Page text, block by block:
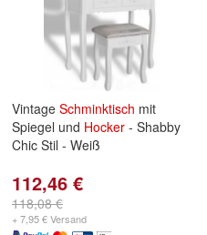
Vintage Schminktisch mit
Spiegel und Hocker - Shabby
Chic Stil - Weiß
112,46 €
118,08 €
+ 7,95 € Versand